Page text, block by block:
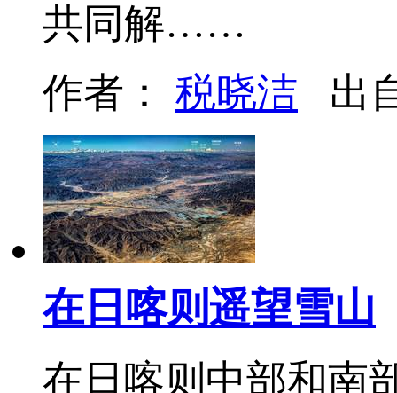
共同解……
作者： 税晓洁 出
在日喀则遥望雪山
在日喀则中部和南